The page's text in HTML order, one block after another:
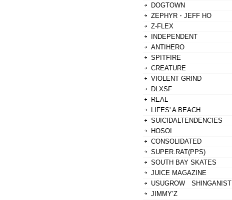
DOGTOWN
ZEPHYR・JEFF HO
Z-FLEX
INDEPENDENT
ANTIHERO
SPITFIRE
CREATURE
VIOLENT GRIND
DLXSF
REAL
LIFES' A BEACH
SUICIDALTENDENCIES
HOSOI
CONSOLIDATED
SUPER.RAT(PPS)
SOUTH BAY SKATES
JUICE MAGAZINE
USUGROW SHINGANIST
JIMMY’Z